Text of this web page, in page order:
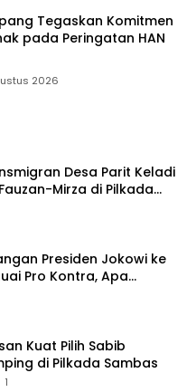
Tegaskan Komitmen
pada Peringatan HAN
2026
Desa Parit Keladi
Mirza di Pilkada
Presiden Jokowi ke
Pro Kontra, Apa
Kuat Pilih Sabib
di Pilkada Sambas
1